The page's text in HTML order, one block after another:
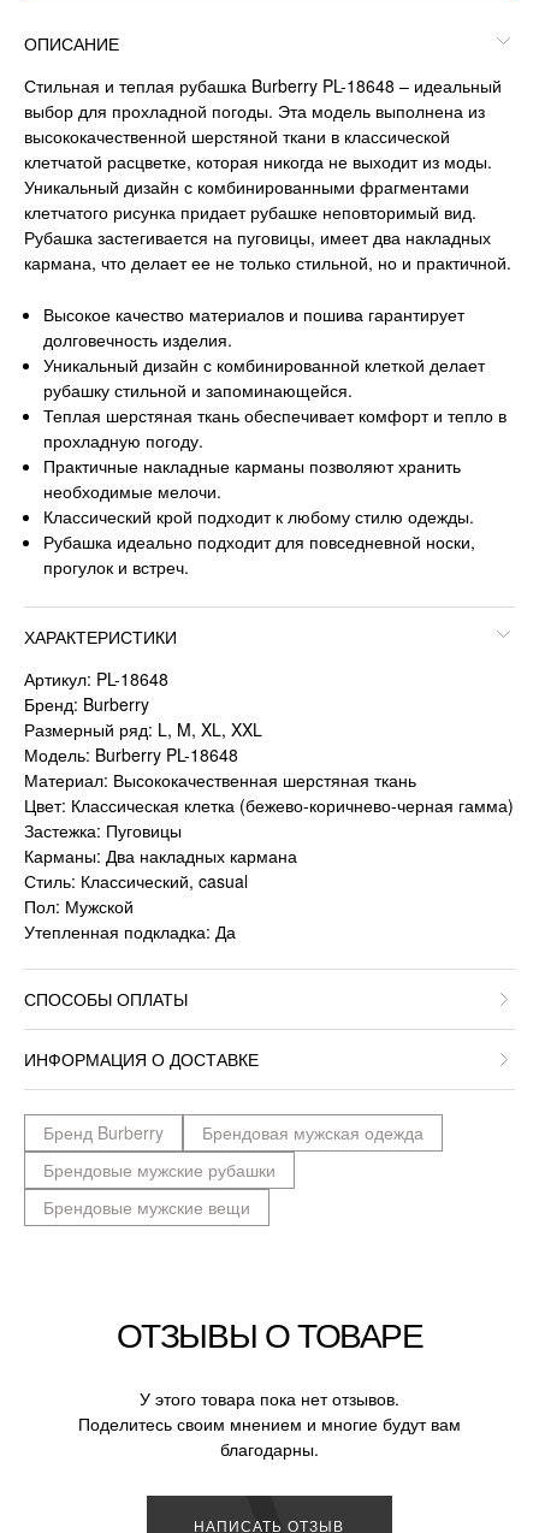
ОПИСАНИЕ
Стильная и теплая рубашка Burberry PL-18648 – идеальный
выбор для прохладной погоды. Эта модель выполнена из
высококачественной шерстяной ткани в классической
клетчатой расцветке, которая никогда не выходит из моды.
Уникальный дизайн с комбинированными фрагментами
клетчатого рисунка придает рубашке неповторимый вид.
Рубашка застегивается на пуговицы, имеет два накладных
кармана, что делает ее не только стильной, но и практичной.
Высокое качество материалов и пошива гарантирует
долговечность изделия.
Уникальный дизайн с комбинированной клеткой делает
рубашку стильной и запоминающейся.
Теплая шерстяная ткань обеспечивает комфорт и тепло в
прохладную погоду.
Практичные накладные карманы позволяют хранить
необходимые мелочи.
Классический крой подходит к любому стилю одежды.
Рубашка идеально подходит для повседневной носки,
прогулок и встреч.
ХАРАКТЕРИСТИКИ
Артикул: PL-18648
Бренд: Burberry
Размерный ряд: L, M, XL, XXL
Модель: Burberry PL-18648
Материал: Высококачественная шерстяная ткань
Цвет: Классическая клетка (бежево-коричнево-черная гамма)
Застежка: Пуговицы
Карманы: Два накладных кармана
Стиль: Классический, casual
Пол: Мужской
Утепленная подкладка: Да
СПОСОБЫ ОПЛАТЫ
ИНФОРМАЦИЯ О ДОСТАВКЕ
Бренд Burberry
Брендовая мужская одежда
Брендовые мужские рубашки
Брендовые мужские вещи
ОТЗЫВЫ О ТОВАРЕ
У этого товара пока нет отзывов.
Поделитесь своим мнением и многие будут вам
благодарны.
НАПИСАТЬ ОТЗЫВ